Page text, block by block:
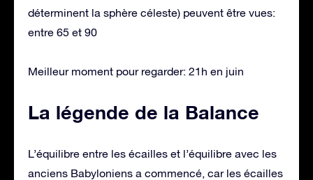
déterminent la sphère céleste) peuvent être vues:
entre 65 et 90
Meilleur moment pour regarder: 21h en juin
La légende de la Balance
L’équilibre entre les écailles et l’équilibre avec les
anciens Babyloniens a commencé, car les écailles